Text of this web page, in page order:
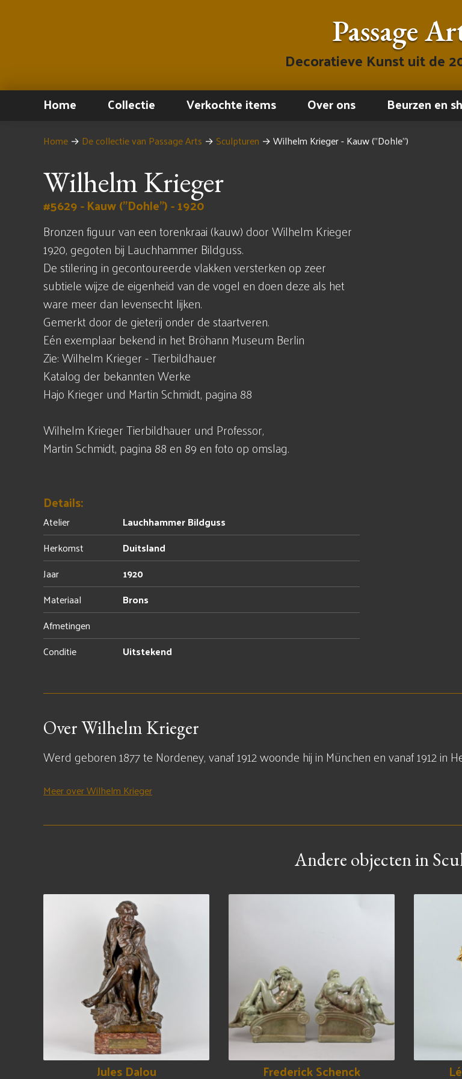
Passage
Decoratieve Kunst uit de
Home Collectie Verkochte items Over ons Beurzen en
Home → De collectie van Passage Arts → Sculpturen →Wilhelm Krieger - Kauw ("Dohle")
Wilhelm Krieger
#5629 - Kauw ("Dohle") - 1920
Bronzen figuur van een torenkraai (kauw) door Wilhelm Krieger
1920, gegoten bij Lauchhammer Bildguss.
De stilering in gecontoureerde vlakken versterken op zeer
subtiele wijze de eigenheid van de vogel en doen deze als het
ware meer dan levensecht lijken.
Gemerkt door de gieterij onder de staartveren.
Eén exemplaar bekend in het Bröhann Museum Berlin
Zie: Wilhelm Krieger - Tierbildhauer
Katalog der bekannten Werke
Hajo Krieger und Martin Schmidt, pagina 88
Wilhelm Krieger Tierbildhauer und Professor,
Martin Schmidt, pagina 88 en 89 en foto op omslag.
Details:
Atelier
Lauchhammer Bildguss
Herkomst
Duitsland
Jaar
1920
Materiaal
Brons
Afmetingen
Conditie
Uitstekend
Over Wilhelm Krieger
Werd geboren 1877 te Nordeney, vanaf 1912 woonde hij in München en vanaf 1912 in
Meer over Wilhelm Krieger
Andere objecten in
Jules Dalou Frederick Schenck